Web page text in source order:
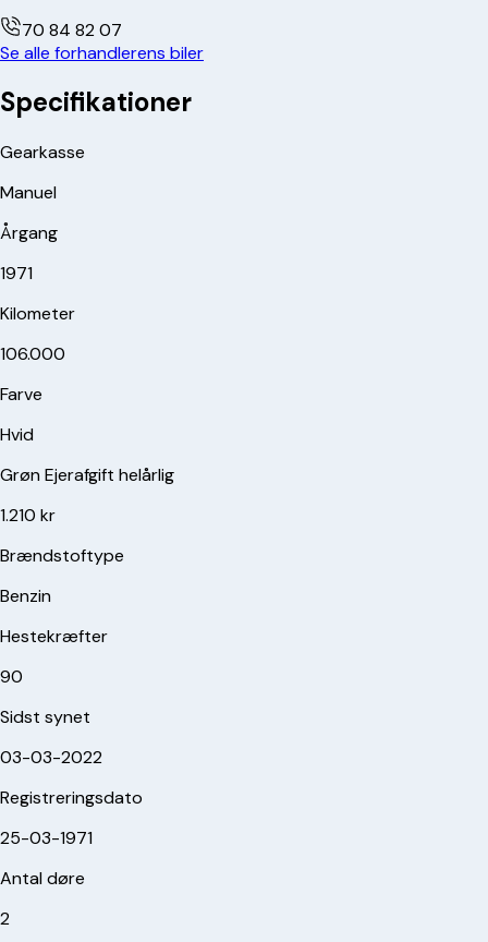
70 84 82 07
Se alle forhandlerens biler
Specifikationer
Gearkasse
Manuel
Årgang
1971
Kilometer
106.000
Farve
Hvid
Grøn Ejerafgift helårlig
1.210 kr
Brændstoftype
Benzin
Hestekræfter
90
Sidst synet
03-03-2022
Registreringsdato
25-03-1971
Antal døre
2